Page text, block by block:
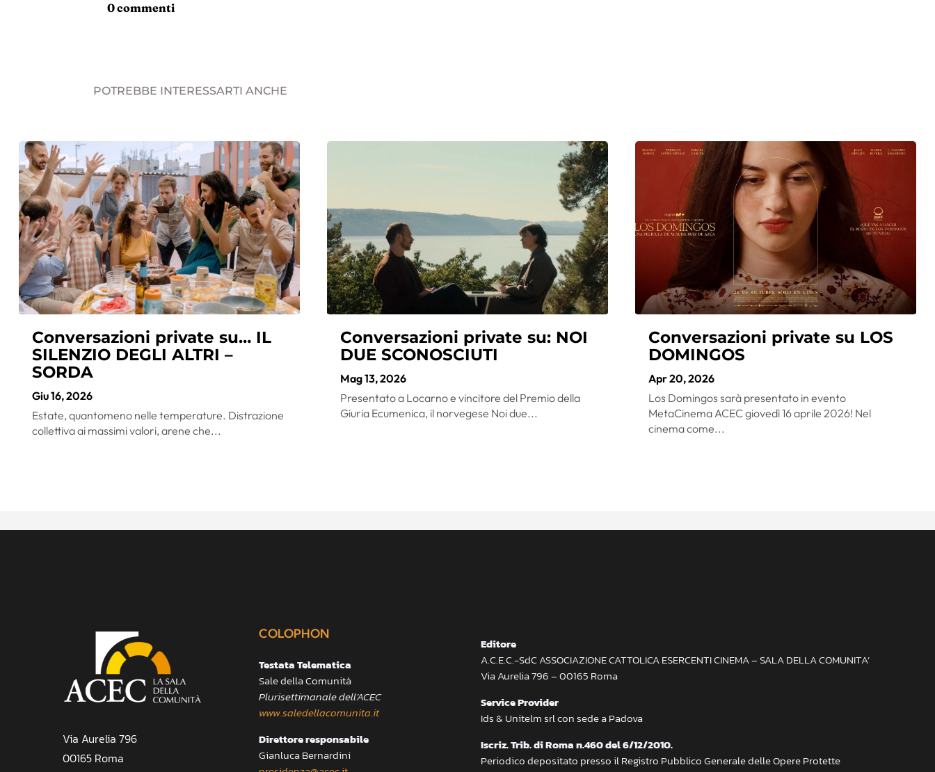
0 commenti
POTREBBE INTERESSARTI ANCHE
Conversazioni private su… IL
SILENZIO DEGLI ALTRI –
SORDA
Giu 16, 2026
Estate, quantomeno nelle temperature. Distrazione
collettiva ai massimi valori, arene che...
Conversazioni private su: NOI
DUE SCONOSCIUTI
Mag 13, 2026
Presentato a Locarno e vincitore del Premio della
Giuria Ecumenica, il norvegese Noi due...
Conversazioni private su LOS
DOMINGOS
Apr 20, 2026
Los Domingos sarà presentato in evento
MetaCinema ACEC giovedì 16 aprile 2026! Nel
cinema come...
Via Aurelia 796
00165 Roma
COLOPHON
Testata Telematica
Sale della Comunità
Plurisettimanale dell’ACEC
www.saledellacomunita.it
Direttore responsabile
Gianluca Bernardini
Editore
A.C.E.C.-SdC ASSOCIAZIONE CATTOLICA ESERCENTI CINEMA – SALA DELLA COMUNITA’
Via Aurelia 796 – 00165 Roma
Service Provider
Ids & Unitelm srl con sede a Padova
Iscriz. Trib. di Roma n.460 del 6/12/2010.
Periodico depositato presso il Registro Pubblico Generale delle Opere Protette